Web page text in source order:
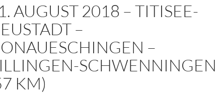
Loßburg
AUGUST 2018 – TITISEE-
–
–
SCHWENNINGEN
KM)